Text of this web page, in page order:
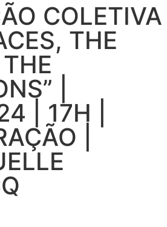
COLETIVA
THE
|
| 17H |
|